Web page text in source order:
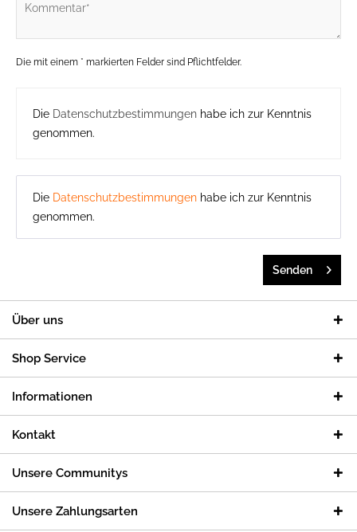
Die mit einem * markierten Felder sind Pflichtfelder.
Die Datenschutzbestimmungen habe ich zur Kenntnis
genommen.
Die Datenschutzbestimmungen habe ich zur Kenntnis
genommen.
Senden
Über uns
Shop Service
Informationen
Kontakt
Unsere Communitys
Unsere Zahlungsarten